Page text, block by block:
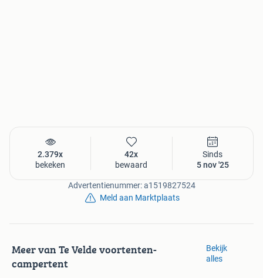
9 = 850-875 / € 1449
10 = 875-900 / € 1519
11 = 900-925 / € 1559
13 = 950-975 / € 1619
2.379x
bekeken
42x
bewaard
Sinds
5 nov '25
Advertentienummer: a1519827524
Meld aan Marktplaats
Meer van Te Velde voortenten-
campertent
Bekijk
alles